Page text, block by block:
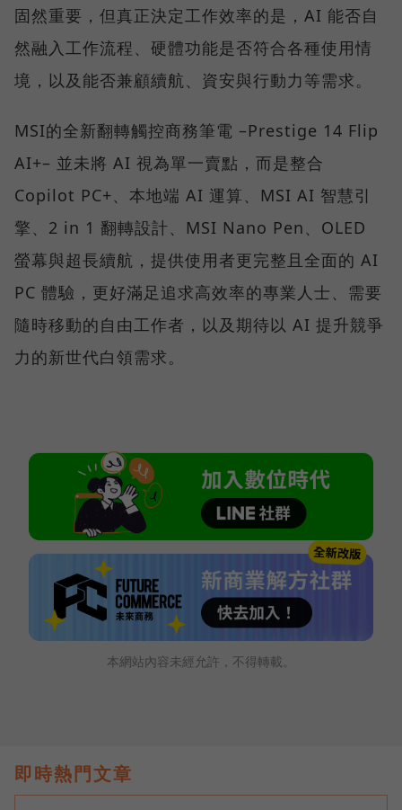
固然重要，但真正決定工作效率的是，AI 能否自
然融入工作流程、硬體功能是否符合各種使用情
境，以及能否兼顧續航、資安與行動力等需求。
MSI的全新翻轉觸控商務筆電 –Prestige 14 Flip
AI+– 並未將 AI 視為單一賣點，而是整合
Copilot PC+、本地端 AI 運算、MSI AI 智慧引
擎、2 in 1 翻轉設計、MSI Nano Pen、OLED
螢幕與超長續航，提供使用者更完整且全面的 AI
PC 體驗，更好滿足追求高效率的專業人士、需要
隨時移動的自由工作者，以及期待以 AI 提升競爭
力的新世代白領需求。
本網站內容未經允許，不得轉載。
即時熱門文章